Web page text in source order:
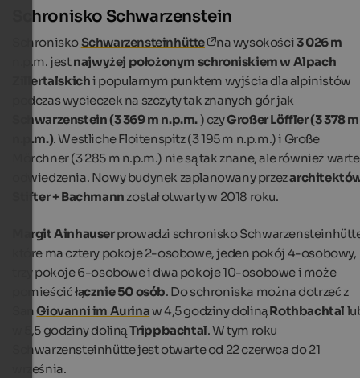
Schronisko Schwarzenstein
SchroniskoSchwarzensteinhütte na wysokości3 026 m
n.p.m. jestnajwyżej położonym schroniskiem w Alpach
Zillertalskichi popularnym punktem wyjścia dla alpinistów
podczas wycieczek na szczyty tak znanych gór jak
Schwarzenstein (3 369 m n.p.m.) czyGroßer Löffler (3 378 m
n.p.m.). Westliche Floitenspitz (3 195 m n.p.m.) i Große
Mörchner (3 285 m n.p.m.) nie są tak znane, ale również warte
odwiedzenia. Nowy budynek zaplanowany przez
Stifter + Bachmann został otwarty w 2018 roku.
Margit Ainhauserprowadzi schronisko
które ma cztery pokoje 2-osobowe, jeden pokój 4-osobowy,
trzy pokoje 6-osobowe i dwa pokoje 10-osobowe i może
pomieścićłącznie 50 osób. Do schroniska można dotrzeć z
SanGiovanni im Aurinaw 4,5 godziny dolinąRothbachtal
w 5,5 godziny dolinąTrippbachtal. W tym roku
Schwarzensteinhütte jest otwarte od 22 czerwca do 21
września.